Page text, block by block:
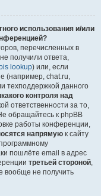
использования и/или
перечисленных в
получили ответа,
lookup) или, если
(например, chat.ru,
техподдержкой данного
контроля над
ответственности за то,
обращайтесь к phpBB
работы конференции,
напрямую к сайту
пошлёте email в адрес
третьей стороной,
вообще не получить